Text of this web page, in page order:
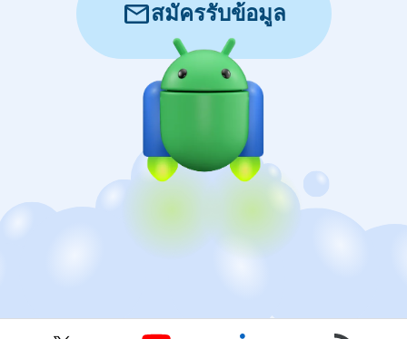
mailสมัครรับข้อมูล